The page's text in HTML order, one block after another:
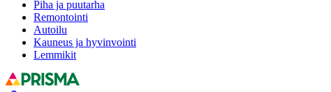
Piha ja puutarha
Remontointi
Autoilu
Kauneus ja hyvinvointi
Lemmikit